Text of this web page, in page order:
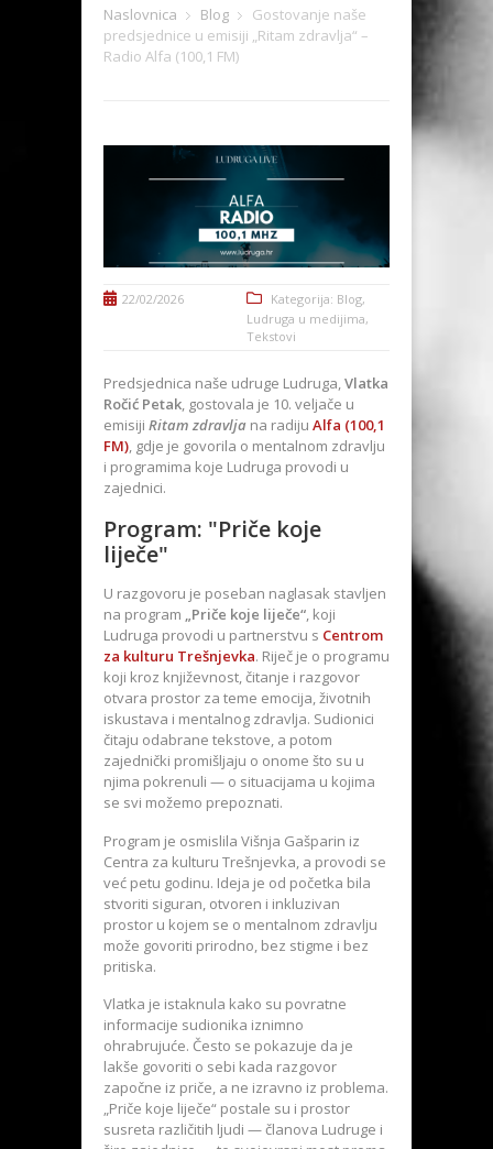
Naslovnica Blog
Gostovanje naše
predsjednice u emisiji „Ritam zdravlja“ –
Radio Alfa (100,1 FM)
22/02/2026 Kategorija: Blog,
Ludruga u medijima,
Tekstovi
Predsjednica naše udruge Ludruga,Vlatka
Ročić Petak, gostovala je 10. veljače u
emisiji Ritam zdravlja na radiju Alfa (100,1
FM), gdje je govorila o mentalnom zdravlju
i programima koje Ludruga provodi u
zajednici.
Program: "Priče koje
liječe"
U razgovoru je poseban naglasak stavljen
na program „Priče koje liječe“, koji
Ludruga provodi u partnerstvu s Centrom
za kulturu Trešnjevka. Riječ je o programu
koji kroz književnost, čitanje i razgovor
otvara prostor za teme emocija, životnih
iskustava i mentalnog zdravlja. Sudionici
čitaju odabrane tekstove, a potom
zajednički promišljaju o onome što su u
njima pokrenuli — o situacijama u kojima
se svi možemo prepoznati.
Program je osmislila Višnja Gašparin iz
Centra za kulturu Trešnjevka, a provodi se
već petu godinu. Ideja je od početka bila
stvoriti siguran, otvoren i inkluzivan
prostor u kojem se o mentalnom zdravlju
može govoriti prirodno, bez stigme i bez
pritiska.
Vlatka je istaknula kako su povratne
informacije sudionika iznimno
ohrabrujuće. Često se pokazuje da je
lakše govoriti o sebi kada razgovor
započne iz priče, a ne izravno iz problema.
„Priče koje liječe“ postale su i prostor
susreta različitih ljudi — članova Ludruge i